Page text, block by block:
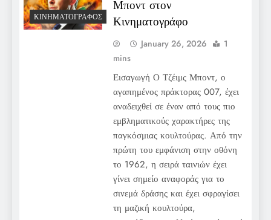
ΚΙΝΗΜΑΤΟΓΡΆΦΟΣ
Μποντ στον
Κινηματογράφο
January 26, 2026
1
mins
Εισαγωγή Ο Τζέιμς Μποντ, ο
αγαπημένος πράκτορας 007, έχει
αναδειχθεί σε έναν από τους πιο
εμβληματικούς χαρακτήρες της
παγκόσμιας κουλτούρας. Από την
πρώτη του εμφάνιση στην οθόνη
το 1962, η σειρά ταινιών έχει
γίνει σημείο αναφοράς για το
σινεμά δράσης και έχει σφραγίσει
τη μαζική κουλτούρα,